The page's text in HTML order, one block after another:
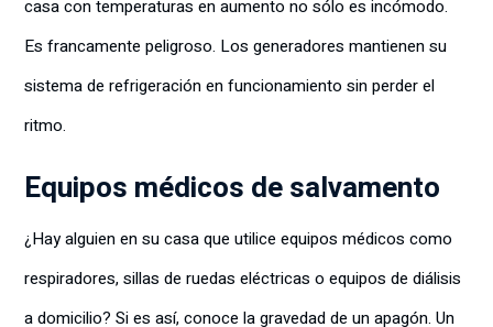
casa con temperaturas en aumento no sólo es incómodo.
Es francamente peligroso. Los generadores mantienen su
sistema de refrigeración en funcionamiento sin perder el
ritmo.
Equipos médicos de salvamento
¿Hay alguien en su casa que utilice equipos médicos como
respiradores, sillas de ruedas eléctricas o equipos de diálisis
a domicilio? Si es así, conoce la gravedad de un apagón. Un